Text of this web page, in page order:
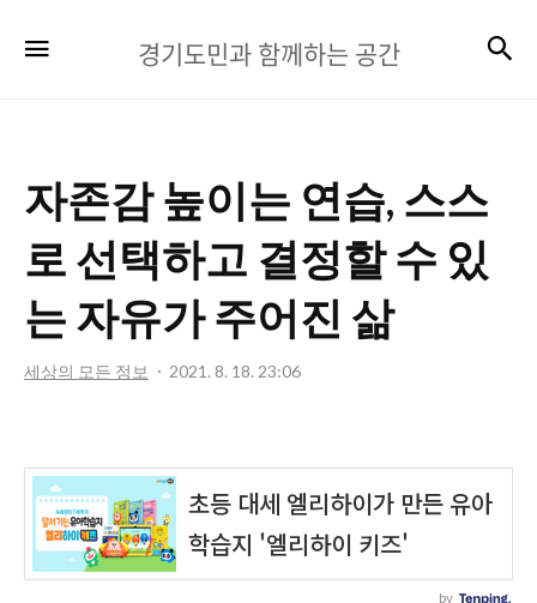
기
과
함
께
하
는
간
경기도민과 함께하는 공간
자존감 높이는 연습, 스스
로 선택하고 결정할 수 있
는 자유가 주어진 삶
세상의 모든 정보 2021. 8. 18. 23:06